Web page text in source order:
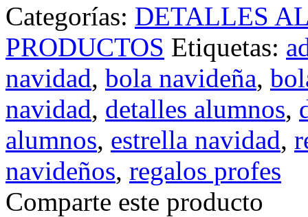
Categorías: DETALLES
PRODUCTOS Etiquetas:
navidad, bola navideña,
navidad, detalles alumnos,
alumnos, estrella navidad,
navideños, regalos profes
Comparte este producto